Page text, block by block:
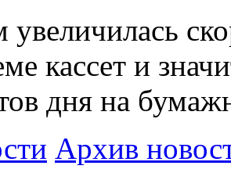
увеличилась
кассет и
дня на
Архив